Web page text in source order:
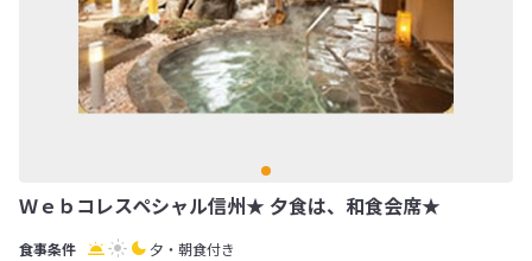
Ｗｅｂコレスペシャル信州★ 夕食は、和食会席★
夕・朝食付き